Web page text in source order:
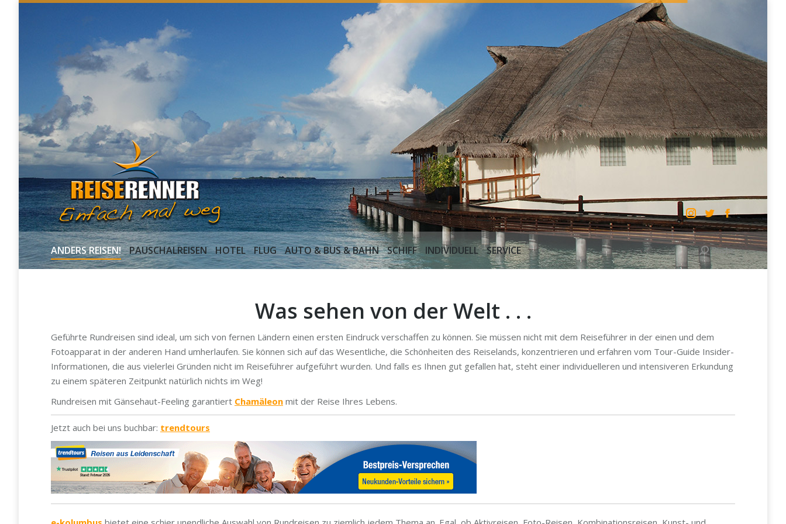
ANDERS REISEN! PAUSCHALREISEN HOTEL FLUG AUTO & BUS & BAHN SCHIFF INDIVIDUELL SERVICE Search:
Suche
Was sehen von der Welt . . .
Geführte Rundreisen sind ideal, um sich von fernen Ländern einen ersten Eindruck verschaffen zu können. Sie müssen nicht mit dem Reiseführer in der einen und dem
Fotoapparat in der anderen Hand umherlaufen. Sie können sich auf das Wesentliche, die Schönheiten des Reiselands, konzentrieren und erfahren vom Tour-Guide Insider-
Informationen, die aus vielerlei Gründen nicht im Reiseführer aufgeführt wurden. Und falls es Ihnen gut gefallen hat, steht einer individuelleren und intensiveren Erkundung
zu einem späteren Zeitpunkt natürlich nichts im Weg!
Rundreisen mit Gänsehaut-Feeling garantiert Chamäleon mit der Reise Ihres Lebens.
Jetzt auch bei uns buchbar: trendtours
ANDERS REISEN! FLUG AUTO & BUS & BAHN Search:
Suche